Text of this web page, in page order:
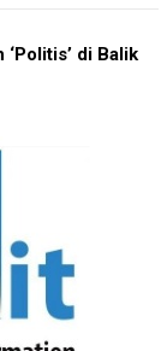
di Balik